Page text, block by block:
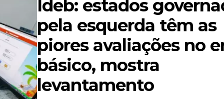
Ideb: estados
pela esquerda têm as
piores avaliações no
básico, mostra
levantamento